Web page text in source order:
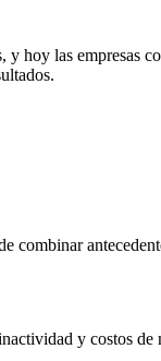
hoy las empresas
combinar
y costos